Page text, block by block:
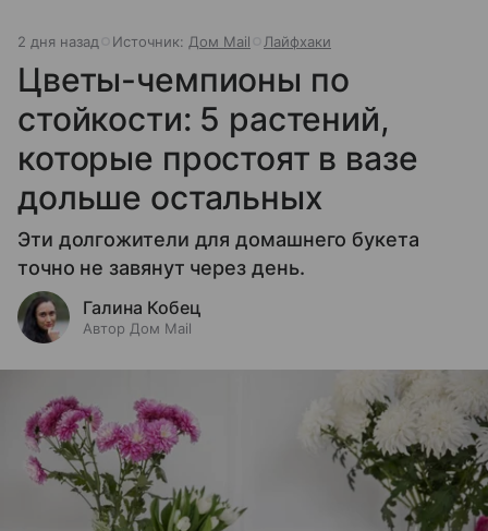
2 дня назад Источник: Дом Mail Лайфхаки
Цветы-чемпионы по
стойкости: 5 растений,
которые простоят в вазе
дольше остальных
Эти долгожители для домашнего букета
точно не завянут через день.
Галина Кобец
Автор Дом Mail